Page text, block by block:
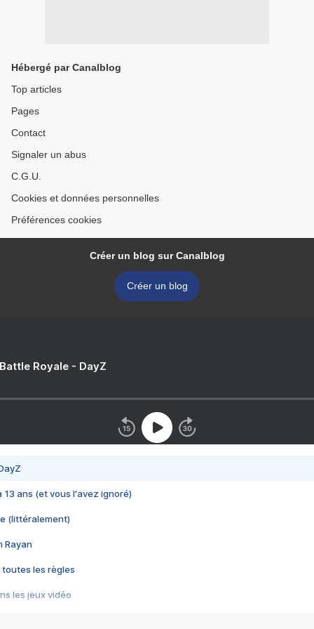
Hébergé par Canalblog
Top articles
Pages
Contact
Signaler un abus
C.G.U.
Cookies et données personnelles
Préférences cookies
Créer un blog sur Canalblog
Créer un blog
Royale - DayZ
13 ans (et vous l'avez ignoré)
(littéralement)
Rayan
toutes les règles
les jeux vidéo